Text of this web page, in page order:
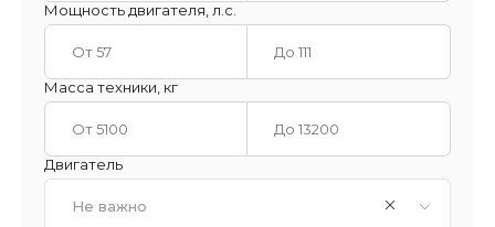
Мощность двигателя, л.с.
Масса техники, кг
Двигатель
Не важно